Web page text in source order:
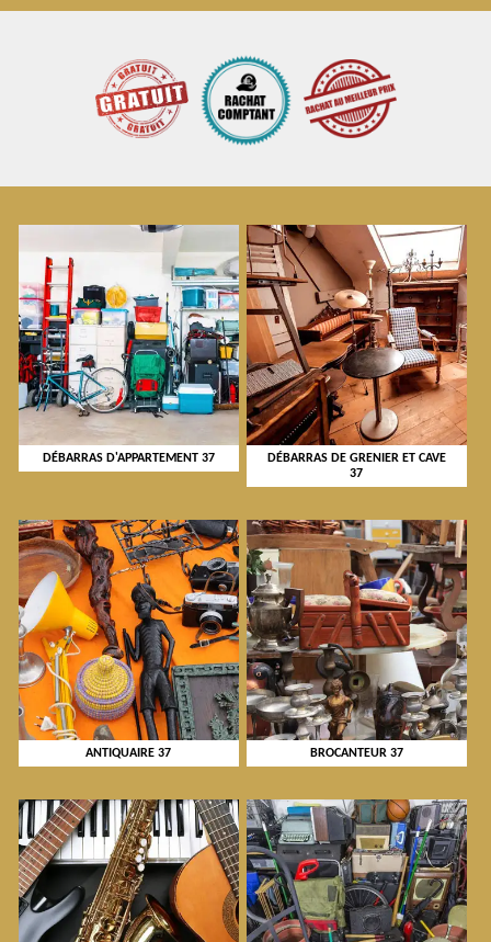
DÉBARRAS D'APPARTEMENT 37
DÉBARRAS DE GRENIER ET CAVE
37
ANTIQUAIRE 37 BROCANTEUR 37